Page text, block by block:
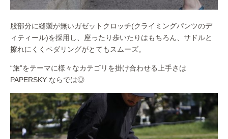
股部分に縫製が無いガゼットクロッチ(クライミングパンツのデ
ィティール)を採用し、座ったり歩いたりはもちろん、サドルと
擦れにくくペダリングがとてもスムーズ。
“旅”をテーマに様々なカテゴリを掛け合わせる上手さは
PAPERSKY ならでは◎